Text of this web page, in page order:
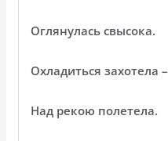
Оглянулась свысока.
Охладиться захотела –
Над рекою полетела.